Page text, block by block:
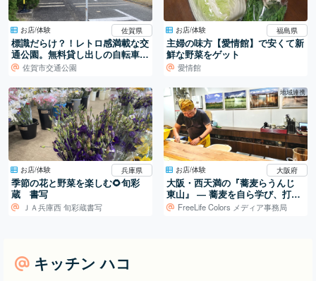
お店/体験 佐賀県
標識だらけ？！レトロ感満載な交
通公園。無料貸し出しの自転車で
プチサイクリング♪
佐賀市交通公園
お店/体験 福島県
主婦の味方【愛情館】で安くて新
鮮な野菜をゲット
愛情館
お店/体験 兵庫県
季節の花と野菜を楽しむ🌻旬彩
蔵 書写
ＪＡ兵庫西 旬彩蔵書写
地域連携
お店/体験 大阪府
大阪・西天満の『蕎麦らうんじ
東山』 ― 蕎麦を自ら学び、打ち
続ける日常
FreeLife Colors メディア事務局
キッチン ハコ